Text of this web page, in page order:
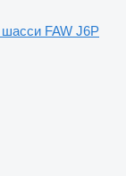
шасси FAW J6P